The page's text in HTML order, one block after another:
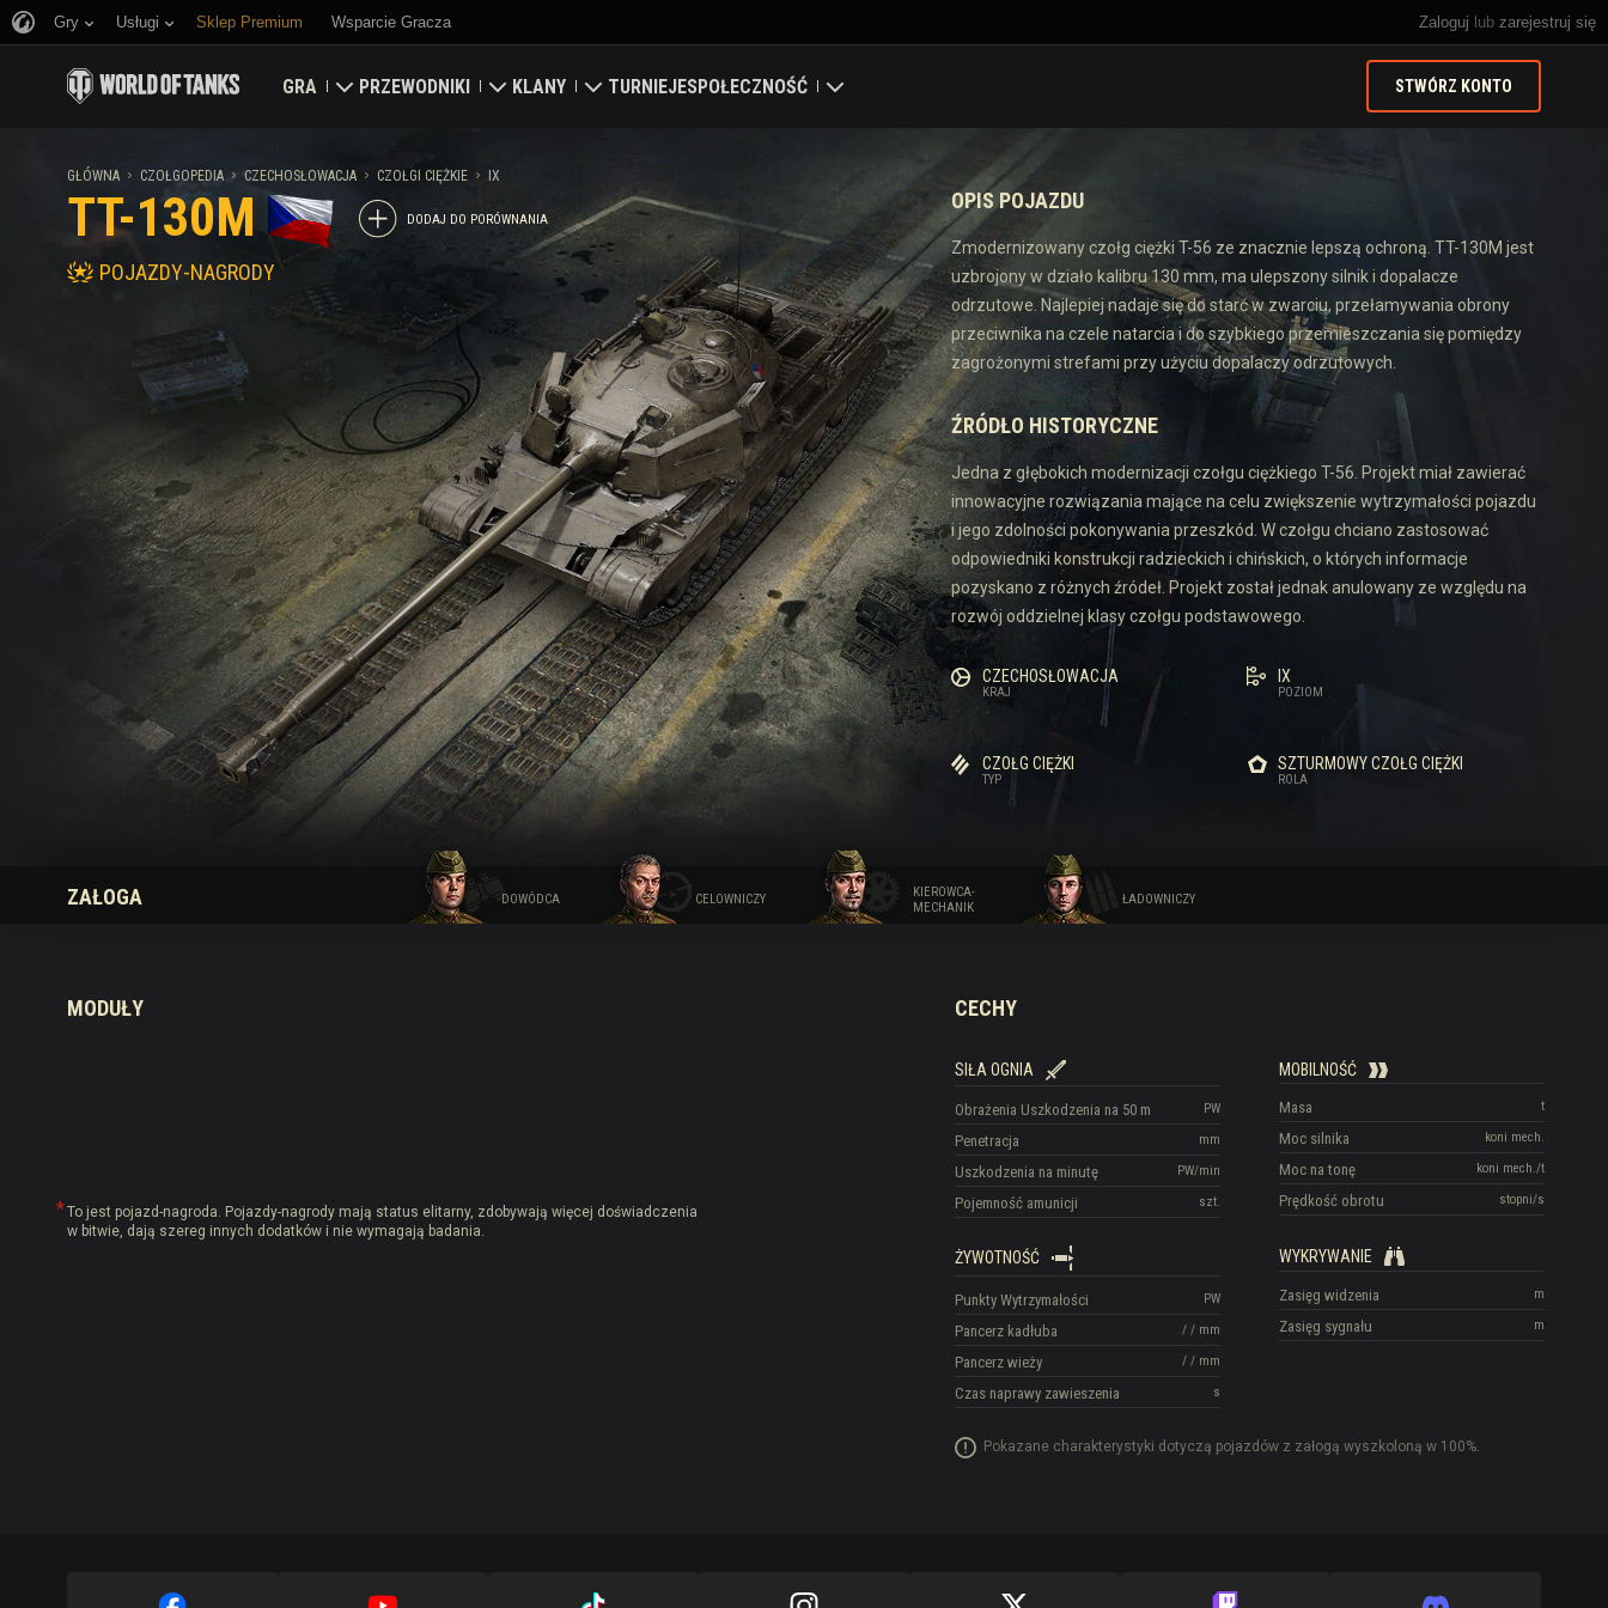
Zaloguj lub zarejestruj się
Gry Usługi Sklep Premium Wsparcie Gracza
GRA
Odbierz kody bonusowe
Wiadomości
Aktualizacje
Czołgopedia
Muzyka
PRZEWODNIKI
Przewodnik ogólny
Zabezpieczenie konta
Osiągnięcia
Zasady fair play
Wargaming.net Game Center
Przewodnik po Twitch Drops
KLANY
Mapa globalna
Klasyfikacja klanów
TURNIEJESPOŁECZNOŚĆ
Wyszukaj graczy
Zwerbuj znajomego
Discord
Centrum modów
Media
STWÓRZ KONTO
GŁÓWNA CZOŁGOPEDIA CZECHOSŁOWACJA CZOŁGI CIĘŻKIE IX
TT-130M DODAJ DO PORÓWNANIA
POJAZDY-NAGRODY
OPIS POJAZDU
Zmodernizowany czołg ciężki T-56 ze znacznie lepszą ochroną. TT-130M jest
uzbrojony w działo kalibru 130 mm, ma ulepszony silnik i dopalacze
odrzutowe. Najlepiej nadaje się do starć w zwarciu, przełamywania obrony
przeciwnika na czele natarcia i do szybkiego przemieszczania się pomiędzy
zagrożonymi strefami przy użyciu dopalaczy odrzutowych.
ŹRÓDŁO HISTORYCZNE
Jedna z głębokich modernizacji czołgu ciężkiego T-56. Projekt miał zawierać
innowacyjne rozwiązania mające na celu zwiększenie wytrzymałości pojazdu
i jego zdolności pokonywania przeszkód. W czołgu chciano zastosować
odpowiedniki konstrukcji radzieckich i chińskich, o których informacje
pozyskano z różnych źródeł. Projekt został jednak anulowany ze względu na
rozwój oddzielnej klasy czołgu podstawowego.
KRAJ
CZECHOSŁOWACJA
POZIOM
IX
TYP
CZOŁG CIĘŻKI
ROLA
SZTURMOWY CZOŁG CIĘŻKI
ZAŁOGA DOWÓDCA CELOWNICZY
KIEROWCA-
MECHANIK
ŁADOWNICZY
MODUŁY
To jest pojazd-nagroda. Pojazdy-nagrody mają status elitarny, zdobywają więcej doświadczenia
w bitwie, dają szereg innych dodatków i nie wymagają badania.
CECHY
SIŁA OGNIA
PW
Obrażenia Uszkodzenia na 50 m
mm
Penetracja
PW/min
Uszkodzenia na minutę
szt.
Pojemność amunicji
MOBILNOŚĆ
t
Masa
koni mech.
Moc silnika
koni mech./t
Moc na tonę
stopni/s
Prędkość obrotu
ŻYWOTNOŚĆ
PW
Punkty Wytrzymałości
/ / mm
Pancerz kadłuba
/ / mm
Pancerz wieży
s
Czas naprawy zawieszenia
WYKRYWANIE
m
Zasięg widzenia
m
Zasięg sygnału
Pokazane charakterystyki dotyczą pojazdów z załogą wyszkoloną w 100%.